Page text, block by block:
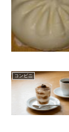
コンビニ